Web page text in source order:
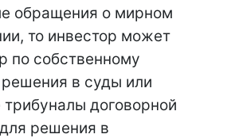
обращения о мирном
то инвестор может
по собственному
в суды или
договорной
решения в